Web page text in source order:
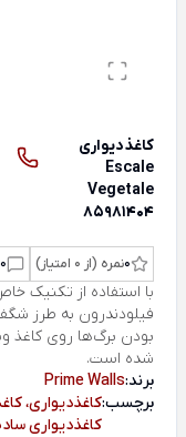
کاغذ‌دیواری
Escale
Vegetale
85981404
0نمره (از 0 امتیاز) 0
با استفاده از تکنیک
فیلودندرون به طرز
بودن برگ‌ها روی کاغذ
شده است.
برند:Prime Walls
برچسب:کاغذدیواری،
کاغذدیواری